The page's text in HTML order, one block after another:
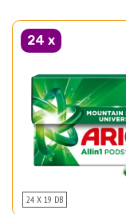
24 x
24 X 19 DB